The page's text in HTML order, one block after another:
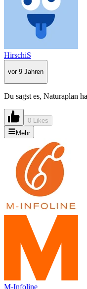
HirschiS
vor 9 Jahren
Du sagst es, Naturaplan
0 Likes
Mehr
M-Infoline